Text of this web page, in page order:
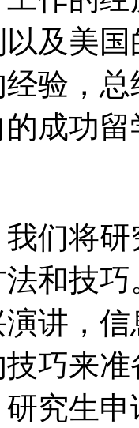
及美
验，
成功
们将
和技
讲，
巧来
究生